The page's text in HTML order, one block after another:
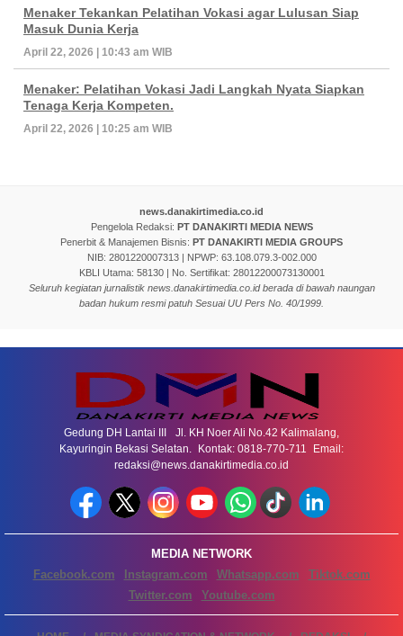
Menaker Tekankan Pelatihan Vokasi agar Lulusan Siap
Masuk Dunia Kerja
April 22, 2026 | 10:43 am WIB
Menaker: Pelatihan Vokasi Jadi Langkah Nyata Siapkan
Tenaga Kerja Kompeten.
April 22, 2026 | 10:25 am WIB
news.danakirtimedia.co.id
Pengelola Redaksi: PT DANAKIRTI MEDIA NEWS
Penerbit & Manajemen Bisnis: PT DANAKIRTI MEDIA GROUPS
NIB: 2801220007313 | NPWP: 63.108.079.3-002.000
KBLI Utama: 58130 | No. Sertifikat: 28012200073130001
Seluruh kegiatan jurnalistik news.danakirtimedia.co.id berada di bawah naungan
badan hukum resmi patuh Sesuai UU Pers No. 40/1999.
Gedung DH Lantai III Jl. KH Noer Ali No.42 Kalimalang,
Kayuringin Bekasi Selatan. Kontak: 0818-770-711 Email:
redaksi@news.danakirtimedia.co.id
MEDIA NETWORK
Facebook.com
Instagram.com Whatsapp.com
Tiktok.com
Twitter.com
Youtube.com